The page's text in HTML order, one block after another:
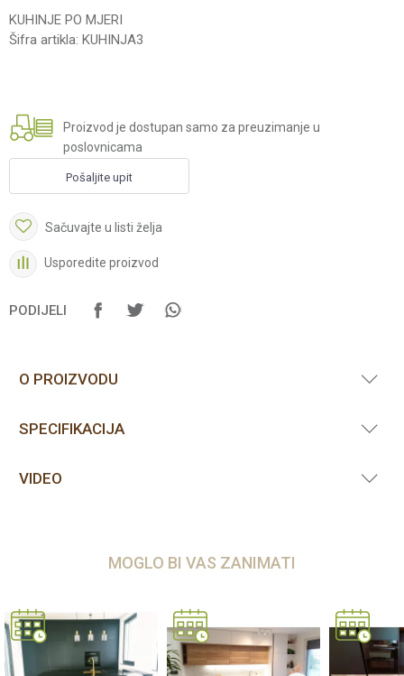
KUHINJE PO MJERI
Šifra artikla: KUHINJA3
Proizvod je dostupan samo za preuzimanje u
poslovnicama
Pošaljite upit
Sačuvajte u listi želja
Usporedite proizvod
PODIJELI
O PROIZVODU
SPECIFIKACIJA
VIDEO
MOGLO BI VAS ZANIMATI